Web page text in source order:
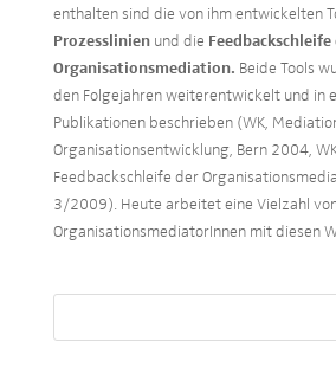
enthalten sind die von ihm entwickelten
Prozesslinienund die Feedbackschleife
Organisationsmediation. Beide Tools
den Folgejahren weiterentwickelt und in
Publikationen beschrieben (WK,
Organisationsentwicklung, Bern 2004,
Feedbackschleife der
3/2009). Heute arbeitet eine Vielzahl
OrganisationsmediatorInnen mit diesen